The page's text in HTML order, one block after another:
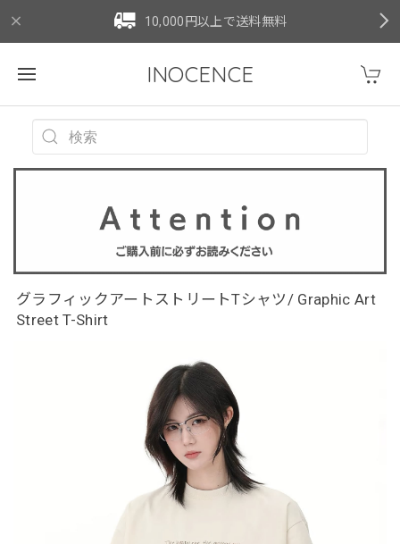
10,000円以上で送料無料
INOCENCE
グラフィックアートストリートTシャツ/ Graphic Art
Street T-Shirt